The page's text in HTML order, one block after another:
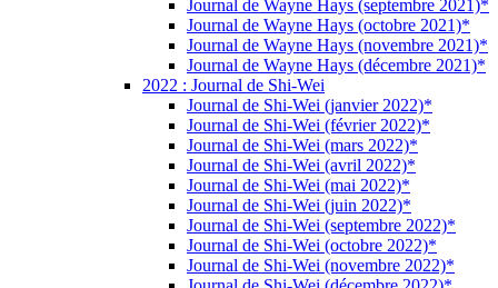
Journal de Wayne Hays (septembre 2021)*
Journal de Wayne Hays (octobre 2021)*
Journal de Wayne Hays (novembre 2021)*
Journal de Wayne Hays (décembre 2021)*
2022 : Journal de Shi-Wei
Journal de Shi-Wei (janvier 2022)*
Journal de Shi-Wei (février 2022)*
Journal de Shi-Wei (mars 2022)*
Journal de Shi-Wei (avril 2022)*
Journal de Shi-Wei (mai 2022)*
Journal de Shi-Wei (juin 2022)*
Journal de Shi-Wei (septembre 2022)*
Journal de Shi-Wei (octobre 2022)*
Journal de Shi-Wei (novembre 2022)*